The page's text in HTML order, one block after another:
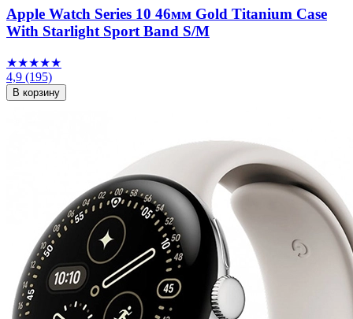
Apple Watch Series 10 46мм Gold Titanium Case
With Starlight Sport Band S/M
★★★★★
4,9 (195)
В корзину